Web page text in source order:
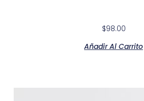
$98.00
Añadir Al Carrito